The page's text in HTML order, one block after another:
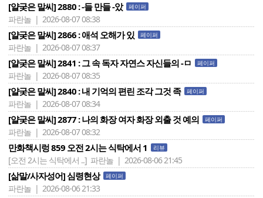
[얄궂은 말씨] 2880 : -들 만들 -았 페이퍼
파란놀 | 2026-08-07 08:38
[얄궂은 말씨] 2866 : 애석 오해가 있 페이퍼
파란놀 | 2026-08-07 08:37
[얄궂은 말씨] 2841 : 그 속 독자 자연스 자신들의 -ㅁ 페이퍼
파란놀 | 2026-08-07 08:35
[얄궂은 말씨] 2840 : 내 기억의 편린 조각 그것 족 페이퍼
파란놀 | 2026-08-07 08:34
[얄궂은 말씨] 2877 : 나의 화장 여자 화장 외출 것 예의 페이퍼
파란놀 | 2026-08-07 08:32
만화책시렁 859 오전 2시는 식탁에서 1 리뷰
[오전 2시는 식탁에서 ..] 파란놀 | 2026-08-06 21:45
[삶말/사자성어] 심령현상 페이퍼
파란놀 | 2026-08-06 21:33